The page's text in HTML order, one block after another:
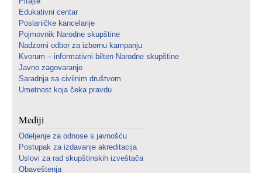
Edukativni centar
Poslaničke kancelarije
Pojmovnik Narodne skupštine
Nadzorni odbor za izbornu kampanju
Kvorum – informativni bilten Narodne skupštine
Javno zagovaranje
Saradnja sa civilnim društvom
Umetnost koja čeka pravdu
Mediji
Odeljenje za odnose s javnošću
Postupak za izdavanje akreditacija
Uslovi za rad skupštinskih izveštača
Obaveštenja